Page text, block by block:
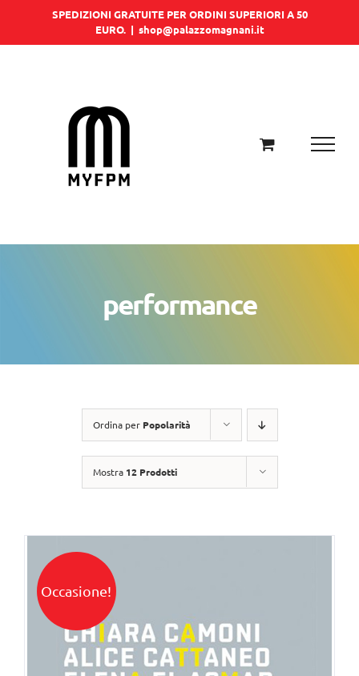
SPEDIZIONI GRATUITE PER ORDINI SUPERIORI A 50
EURO. | shop@palazzomagnani.it
performance
Ordina per Popolarità
Mostra 12 Prodotti
Occasione!